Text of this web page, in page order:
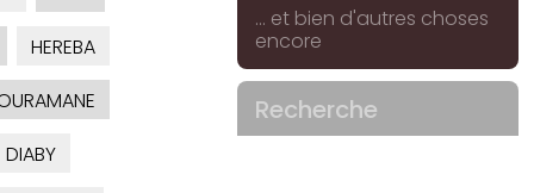
HEREBA
... et bien d'autres choses
encore
Recherche